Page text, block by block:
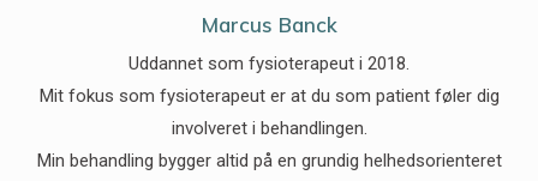
Marcus Banck
Uddannet som fysioterapeut i 2018.
Mit fokus som fysioterapeut er at du som patient føler dig
involveret i behandlingen.
Min behandling bygger altid på en grundig helhedsorienteret